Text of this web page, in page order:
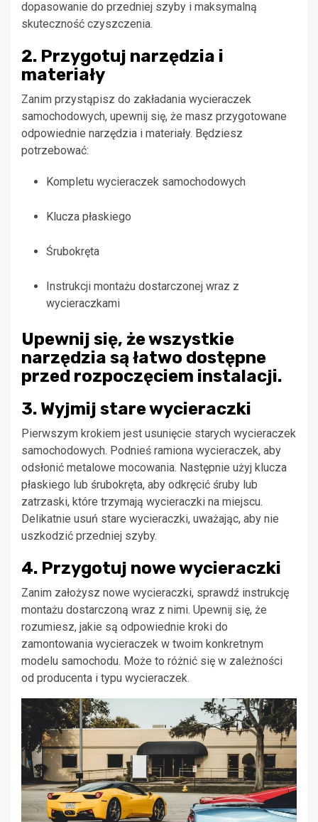
dopasowanie do przedniej szyby i maksymalną
skuteczność czyszczenia.
2. Przygotuj narzędzia i
materiały
Zanim przystąpisz do zakładania wycieraczek
samochodowych, upewnij się, że masz przygotowane
odpowiednie narzędzia i materiały. Będziesz
potrzebować:
Kompletu wycieraczek samochodowych
Klucza płaskiego
Śrubokręta
Instrukcji montażu dostarczonej wraz z
wycieraczkami
Upewnij się, że wszystkie
narzędzia są łatwo dostępne
przed rozpoczęciem instalacji.
3. Wyjmij stare wycieraczki
Pierwszym krokiem jest usunięcie starych wycieraczek
samochodowych. Podnieś ramiona wycieraczek, aby
odsłonić metalowe mocowania. Następnie użyj klucza
płaskiego lub śrubokręta, aby odkręcić śruby lub
zatrzaski, które trzymają wycieraczki na miejscu.
Delikatnie usuń stare wycieraczki, uważając, aby nie
uszkodzić przedniej szyby.
4. Przygotuj nowe wycieraczki
Zanim założysz nowe wycieraczki, sprawdź instrukcję
montażu dostarczoną wraz z nimi. Upewnij się, że
rozumiesz, jakie są odpowiednie kroki do
zamontowania wycieraczek w twoim konkretnym
modelu samochodu. Może to różnić się w zależności
od producenta i typu wycieraczek.